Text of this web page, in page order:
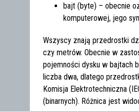
bajt (byte) – obecnie
komputerowej, jego
Wszyscy znają przedrostki
czy metrów. Obecnie w
pojemności dysku w bajtach
liczba dwa, dlatego
Komisja Elektrotechniczna
(binarnych). Różnica jest